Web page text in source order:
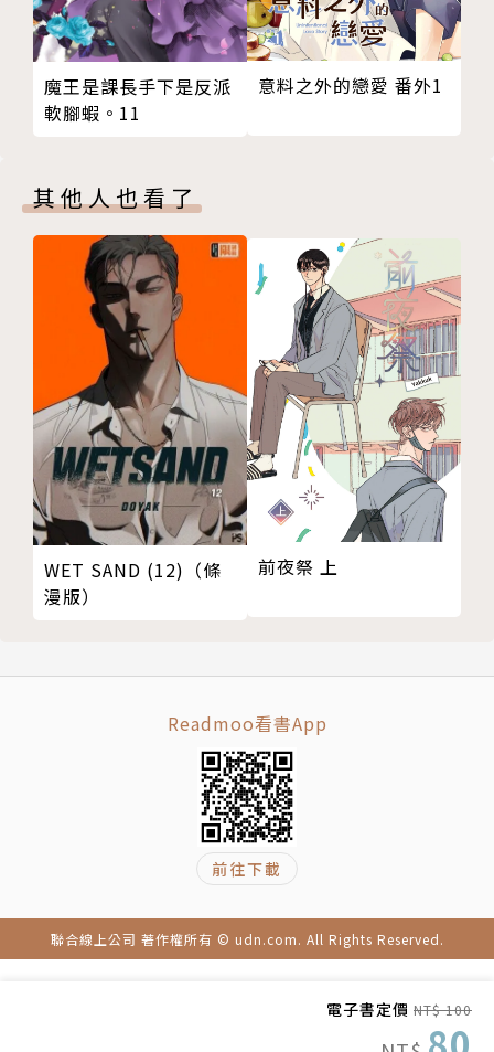
電子書定價 NT$ 100
魔王是課長手下是反派
軟腳蝦。11
意料之外的戀愛 番外1
其他人也看了
WET SAND (12)（條
漫版）
前夜祭 上
Readmoo看書App
前往下載
聯合線上公司 著作權所有 © udn.com. All Rights Reserved.